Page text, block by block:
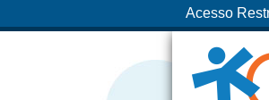
Acesso